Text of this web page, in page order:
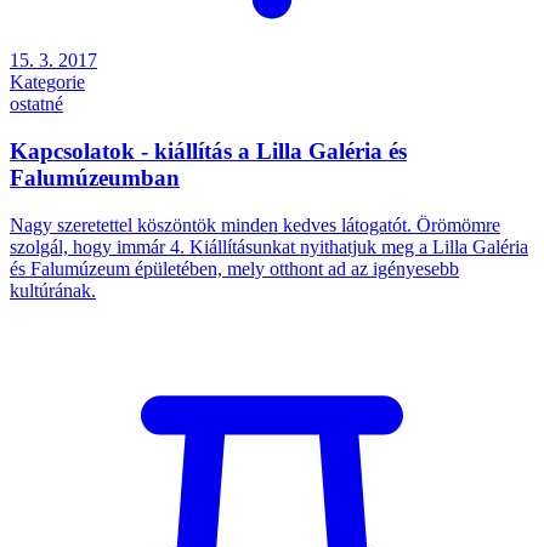
15. 3. 2017
Kategorie
ostatné
Kapcsolatok - kiállítás a Lilla Galéria és
Falumúzeumban
Nagy szeretettel köszöntök minden kedves látogatót. Örömömre
szolgál, hogy immár 4. Kiállításunkat nyithatjuk meg a Lilla Galéria
és Falumúzeum épületében, mely otthont ad az igényesebb
kultúrának.